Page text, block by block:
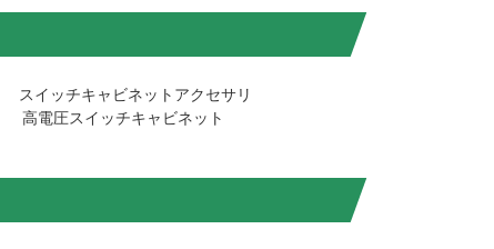
スイッチキャビネットアクセサリ
高電圧スイッチキャビネット